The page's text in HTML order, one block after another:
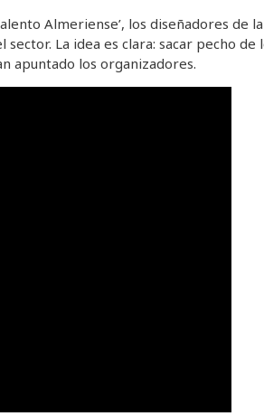
Almeriense’, los diseñadores de
La idea es clara: sacar pecho de
apuntado los organizadores.